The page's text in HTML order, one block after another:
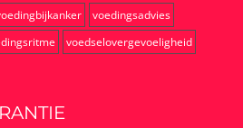
voedingsadvies
voedselovergevoeligheid